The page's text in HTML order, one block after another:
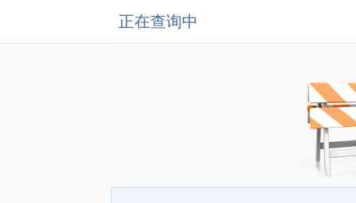
正在查询中